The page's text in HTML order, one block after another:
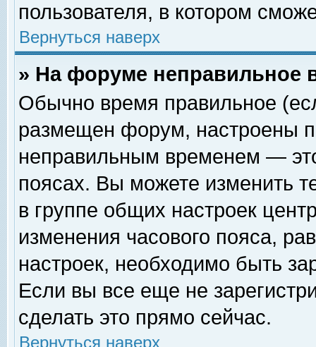
пользователя, в котором
Вернуться наверх
» На форуме неправильное
Обычно время правильное
размещен форум, настроены
неправильным временем —
поясах. Вы можете изменить
в группе общих настроек
изменения часового пояса,
настроек, необходимо быть
Если вы все еще не
сделать это прямо сейчас.
Вернуться наверх